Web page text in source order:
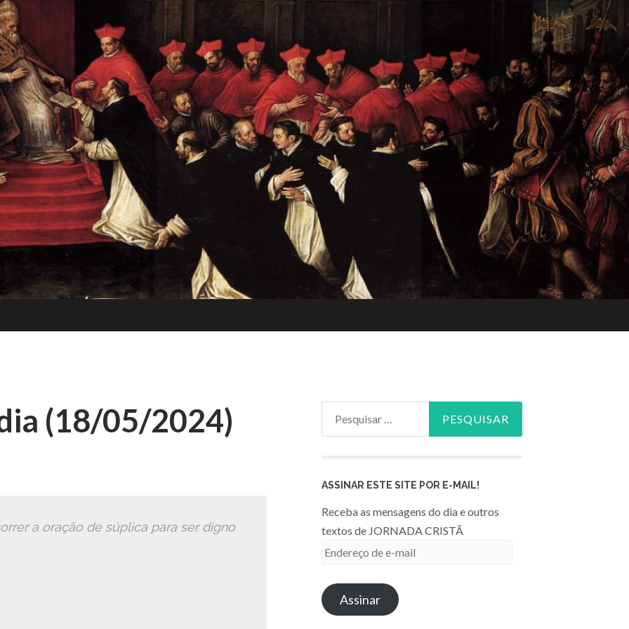
JO
RN
A
CRI
Para a
comunhão
com a
Santa Igreja
Católica
Romana
(18/05/2024)
a oração de súplica para ser digno
ASSINAR ESTE SITE POR E-MAIL!
Receba as mensagens do dia e outros
textos de JORNADA CRISTÃ
Endereço
e-
mailAssinar